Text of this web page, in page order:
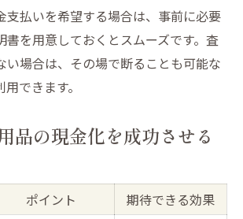
支払いを希望する場合は、事前に必要
書を用意しておくとスムーズです。査
い場合は、その場で断ることも可能な
できます。
品の現金化を成功させる
ポイント
期待できる効果